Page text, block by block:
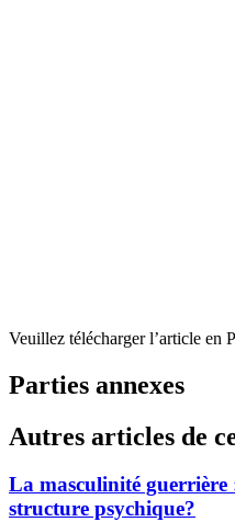
Veuillez télécharger l’article en
Parties annexes
Autres articles de
La masculinité guerrière
structure psychique?